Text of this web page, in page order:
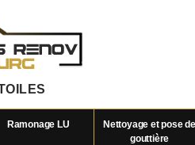
Ramonage LU
Nettoyage et pose de
gouttière